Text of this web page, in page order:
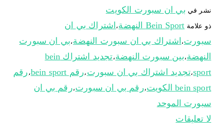
نشر في بي ان سبورت الكويت
ذو علامة Bein Sport النهضة ، اشتراك بي ان
سبورت، اشتراك بي ان سبورت النهضة،بي ان سبورت
النهضة،بين سبورت النهضة،
تجديد اشتراك bein
sport،تجديد اشتراك بي ان سبورت ،رقم bein sport ، رقم
bein sport الكويت
،رقم بي ان سبورت،رقم بي ان
سبورت الموحد
لا تعليقات